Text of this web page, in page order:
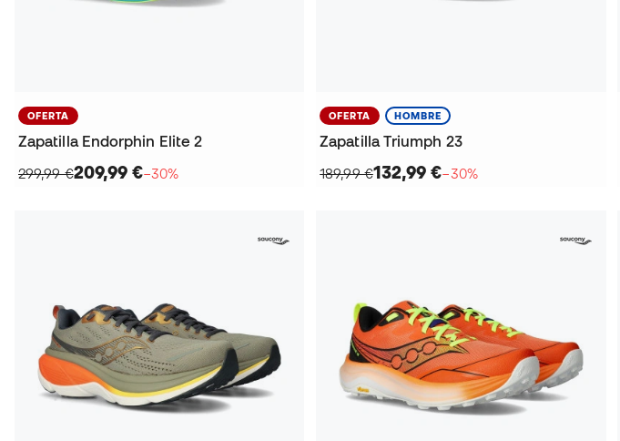
OFERTA
Zapatilla Endorphin Elite 2
299,99 €209,99 €−30%
OFERTA HOMBRE
Zapatilla Triumph 23
189,99 €132,99 €−30%